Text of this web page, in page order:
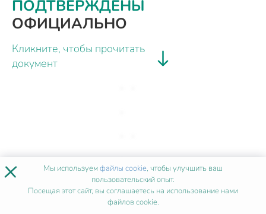
ПОДТВЕРЖДЕНЫ
ОФИЦИАЛЬНО
Кликните, чтобы прочитать
документ
× Мы используемфайлы cookie, чтобы улучшить ваш
пользовательский опыт.
Посещая этот сайт, вы соглашаетесь на использование нами
файлов cookie.